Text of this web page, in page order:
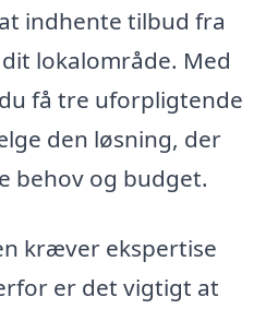
indhente tilbud fra
lokalområde. Med
få tre uforpligtende
den løsning, der
behov og budget.
kræver ekspertise
er det vigtigt at